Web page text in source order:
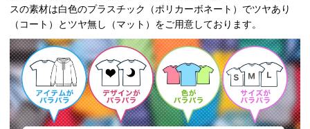
スの素材は白色のプラスチック（ポリカーボネート）でツヤあり
（コート）とツヤ無し（マット）をご用意しております。